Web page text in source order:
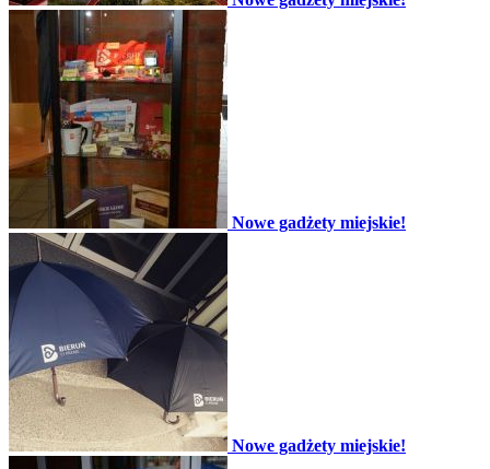
Nowe gadżety miejskie!
Nowe gadżety miejskie!